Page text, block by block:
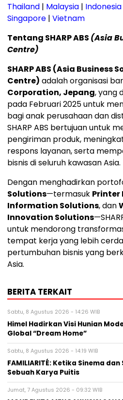
Thailand | Malaysia | Indonesia
Singapore | Vietnam
Tentang SHARP ABS (Asia
Centre)
SHARP ABS (Asia Business
Centre) adalah organisasi
Corporation, Jepang, yang
pada Februari 2025 untuk
bagi anak perusahaan dan
SHARP ABS bertujuan untuk
pengiriman produk,
respons layanan, serta
bisnis di seluruh kawasan Asia.
Dengan menghadirkan
Solutions—termasuk
Information Solutions, dan
Innovation Solutions
untuk mendorong
tempat kerja yang lebih
pertumbuhan bisnis yang
Asia.
BERITA TERKAIT
Sabtu, 8 Agustus 2026 - 14:26 WIB
Himel Hadirkan Visi Hunian
Global “Dream Home”
Sabtu, 8 Agustus 2026 - 14:19 WIB
FAMILIARITÉ: Ketika Sinema
Sebuah Karya Puitis
Jumat, 7 Agustus 2026 - 09:32 WIB